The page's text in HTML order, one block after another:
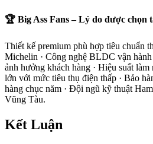
🏆 Big Ass Fans – Lý do được chọn
Thiết kế premium phù hợp tiêu chuẩn
Michelin · Công nghệ BLDC vận
ảnh hưởng khách hàng · Hiệu suất
lớn với mức tiêu thụ điện thấp · Bảo
hàng chục năm · Đội ngũ kỹ thuật
Vũng Tàu.
Kết Luận